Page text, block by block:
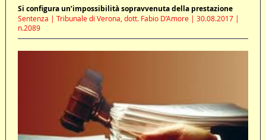
Si configura un’impossibilità sopravvenuta della prestazione
Sentenza | Tribunale di Verona, dott. Fabio D’Amore | 30.08.2017 |
n.2089